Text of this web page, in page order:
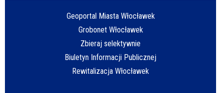
Geoportal Miasta Włocławek
Grobonet Włocławek
Zbieraj selektywnie
Biuletyn Informacji Publicznej
Rewitalizacja Włocławek